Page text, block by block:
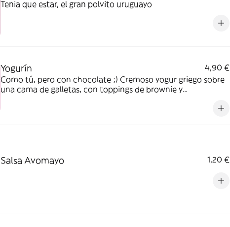
Tenia que estar, el gran polvito uruguayo
Yogurín
4,90 €
Como tú, pero con chocolate ;) Cremoso yogur griego sobre
una cama de galletas, con toppings de brownie y
Salsa Avomayo 1,20 €